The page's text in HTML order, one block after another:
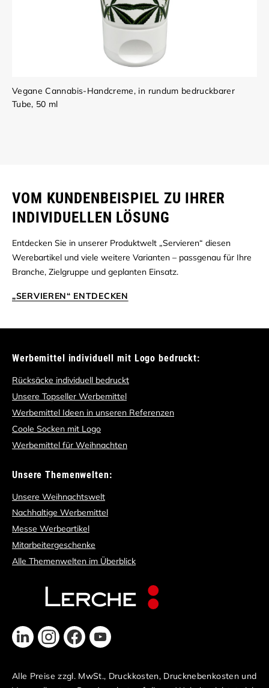
Vegane Cannabis-Handcreme, in rundum bedruckbarer
Tube, 50 ml
VOM KUNDENBEISPIEL ZU IHRER
INDIVIDUELLEN LÖSUNG
Entdecken Sie in unserer Produktwelt „Servieren“ diesen
Werebartikel und viele weitere Varianten – passgenau für Ihre
Branche, Zielgruppe und geplanten Einsatz.
„SERVIEREN“ ENTDECKEN
Werbemittel individuell mit Logo bedruckt:
Rücksäcke individuell bedruckt
Unsere Topseller Werbemittel
Werbemittel Ideen in unseren Referenzen
Coole Socken mit Logo
Werbemittel für Weihnachten
Unsere Themenwelten:
Unsere Weihnachtswelt
Nachhaltige Werbemittel
Messe Werbeartikel
Mitarbeitergeschenke
Alle Themenwelten im Überblick
Alle Preise zzgl. MwSt., Druckkosten, Drucknebenkosten und